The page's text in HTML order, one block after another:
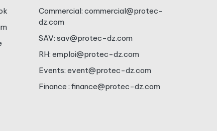
Commercial: commercial@protec-
dz.com
SAV: sav@protec-dz.com
RH: emploi@protec-dz.com
Events: event@protec-dz.com
Finance : finance@protec-dz.com